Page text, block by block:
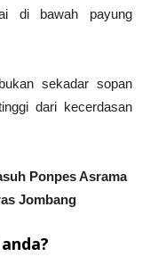
di bawah payung
sekadar sopan
dari kecerdasan
Ponpes Asrama
Jombang